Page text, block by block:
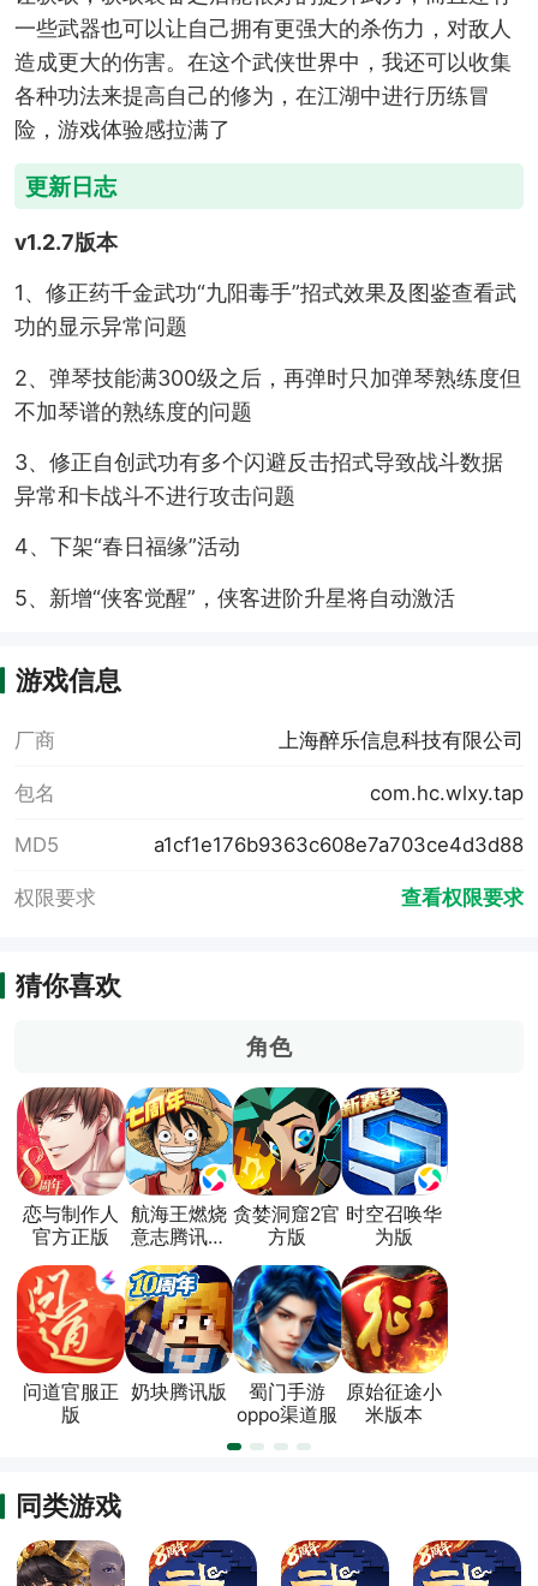
一些武器也可以让自己拥有更强大的杀伤力，对敌人
造成更大的伤害。在这个武侠世界中，我还可以收集
各种功法来提高自己的修为，在江湖中进行历练冒
险，游戏体验感拉满了
更新日志
v1.2.7版本
1、修正药千金武功“九阳毒手”招式效果及图鉴查看武
功的显示异常问题
2、弹琴技能满300级之后，再弹时只加弹琴熟练度但
不加琴谱的熟练度的问题
3、修正自创武功有多个闪避反击招式导致战斗数据
异常和卡战斗不进行攻击问题
4、下架“春日福缘”活动
5、新增“侠客觉醒”，侠客进阶升星将自动激活
游戏信息
厂商 上海醉乐信息科技有限公司
包名 com.hc.wlxy.tap
MD5 a1cf1e176b9363c608e7a703ce4d3d88
权限要求 查看权限要求
猜你喜欢
角色
恋与制作人
官方正版
航海王燃烧
意志腾讯版
本
贪婪洞窟2官
方版
时空召唤华
为版
问道官服正
版
奶块腾讯版
蜀门手游
oppo渠道服
原始征途小
米版本
同类游戏